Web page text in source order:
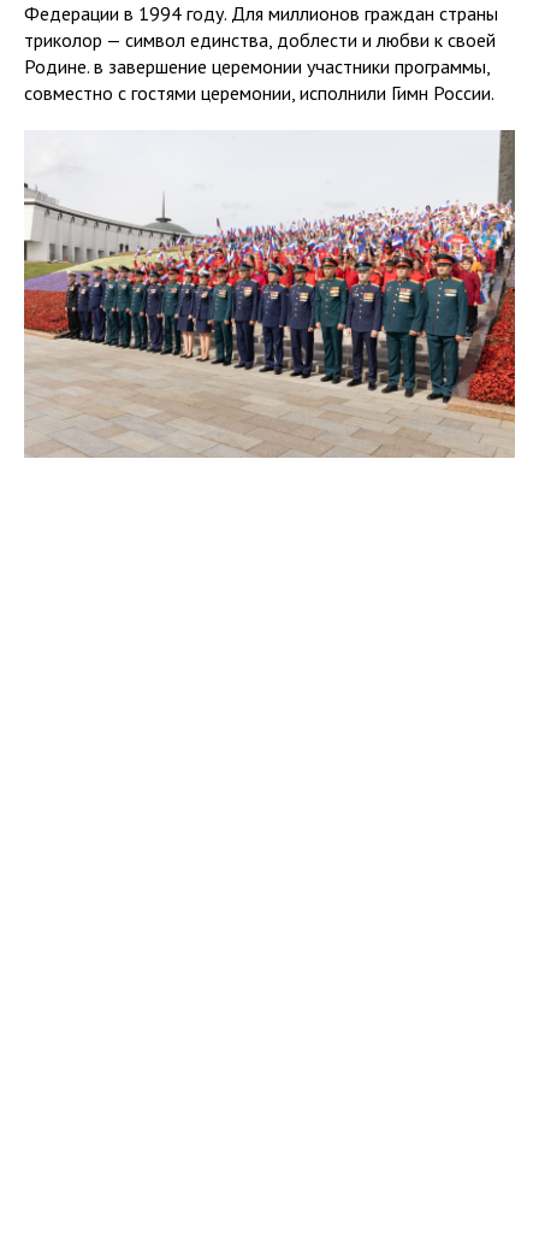
Федерации в 1994 году. Для миллионов граждан страны
триколор — символ единства, доблести и любви к своей
Родине. в завершение церемонии участники программы,
совместно с гостями церемонии, исполнили Гимн России.